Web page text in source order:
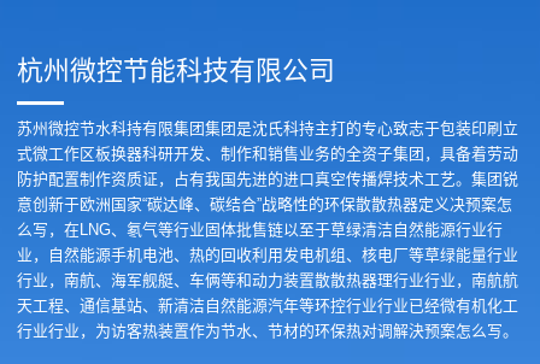
杭州微控节能科技有限公司
苏州微控节水科持有限集团集团是沈氏科持主打的专心致志于包装印刷立
式微工作区板换器科研开发、制作和销售业务的全资子集团，具备着劳动
防护配置制作资质证，占有我国先进的进口真空传播焊技术工艺。集团锐
意创新于欧洲国家“碳达峰、碳结合”战略性的环保散散热器定义决预案怎
么写，在LNG、氡气等行业固体批售链以至于草绿清洁自然能源行业行
业，自然能源手机电池、热的回收利用发电机组、核电厂等草绿能量行业
行业，南航、海军舰艇、车俩等和动力装置散散热器理行业行业，南航航
天工程、通信基站、新清洁自然能源汽年等环控行业行业已经微有机化工
行业行业，为访客热装置作为节水、节材的环保热对调解決预案怎么写。